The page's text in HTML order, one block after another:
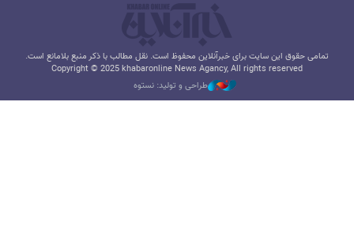
تمامی حقوق این سایت برای خبرآنلاین محفوظ است. نقل مطالب با ذکر منبع بلامانع است.
Copyright © 2025 khabaronline News Agancy, All rights reserved
طراحی و تولید: نستوه